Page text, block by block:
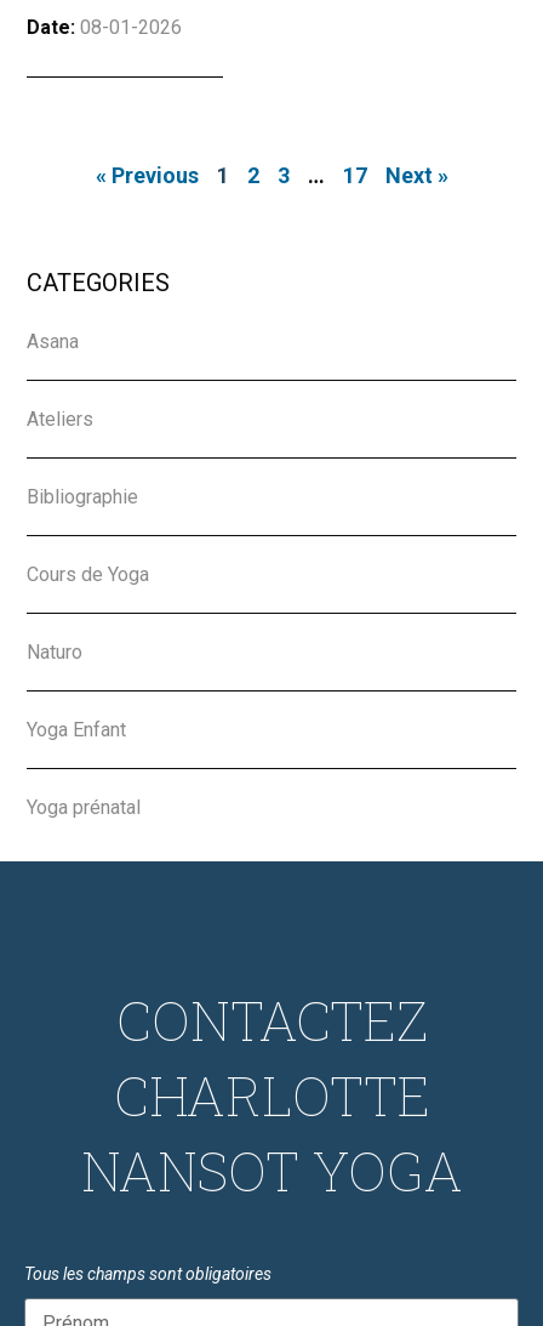
08-01-2026
« Previous 1 2 3 … 17 Next »
CATEGORIES
Asana
Ateliers
Bibliographie
Cours de Yoga
Naturo
Yoga Enfant
Yoga prénatal
CONTACTEZ
CHARLOTTE
NANSOT YOGA
Tous les champs sont obligatoires